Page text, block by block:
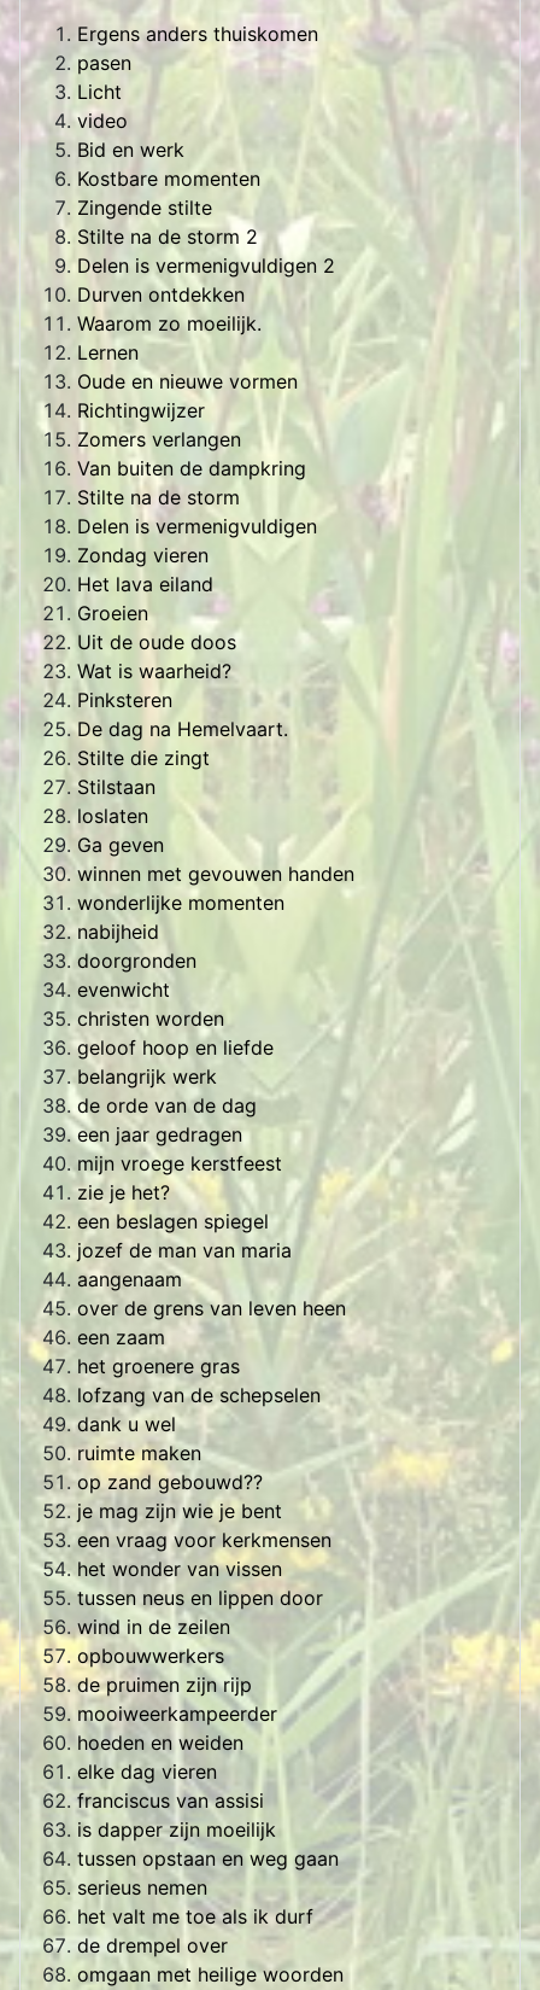
Ergens anders thuiskomen
pasen
Licht
video
Bid en werk
Kostbare momenten
Zingende stilte
Stilte na de storm 2
Delen is vermenigvuldigen 2
Durven ontdekken
Waarom zo moeilijk.
Lernen
Oude en nieuwe vormen
Richtingwijzer
Zomers verlangen
Van buiten de dampkring
Stilte na de storm
Delen is vermenigvuldigen
Zondag vieren
Het lava eiland
Groeien
Uit de oude doos
Wat is waarheid?
Pinksteren
De dag na Hemelvaart.
Stilte die zingt
Stilstaan
loslaten
Ga geven
winnen met gevouwen handen
wonderlijke momenten
nabijheid
doorgronden
evenwicht
christen worden
geloof hoop en liefde
belangrijk werk
de orde van de dag
een jaar gedragen
mijn vroege kerstfeest
zie je het?
een beslagen spiegel
jozef de man van maria
aangenaam
over de grens van leven heen
een zaam
het groenere gras
lofzang van de schepselen
dank u wel
ruimte maken
op zand gebouwd??
je mag zijn wie je bent
een vraag voor kerkmensen
het wonder van vissen
tussen neus en lippen door
wind in de zeilen
opbouwwerkers
de pruimen zijn rijp
mooiweerkampeerder
hoeden en weiden
elke dag vieren
franciscus van assisi
is dapper zijn moeilijk
tussen opstaan en weg gaan
serieus nemen
het valt me toe als ik durf
de drempel over
omgaan met heilige woorden